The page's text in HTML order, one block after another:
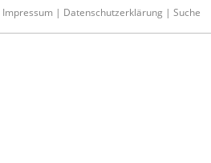
Impressum | Datenschutzerklärung | Suche